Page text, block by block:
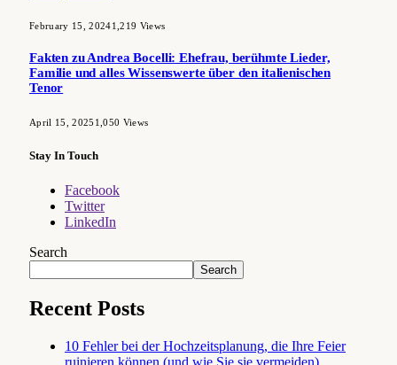
February 15, 20241,219 Views
Fakten zu Andrea Bocelli: Ehefrau, berühmte Lieder,
Familie und alles Wissenswerte über den italienischen
Tenor
April 15, 2025 1,050 Views
Stay In Touch
Facebook
Twitter
LinkedIn
Search
Search
Recent Posts
10 Fehler bei der Hochzeitsplanung, die Ihre Feier